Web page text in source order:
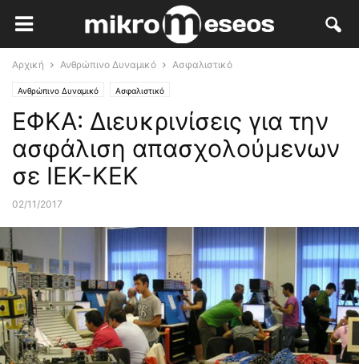
Αρχική Ανθρώπινο Δυναμικό Ασφαλιστικό
Ανθρώπινο Δυναμικό Ασφαλιστικό
ΕΦΚΑ: Διευκρινίσεις για την
ασφάλιση απασχολούμενων
σε ΙΕΚ-ΚΕΚ
02/11/2017